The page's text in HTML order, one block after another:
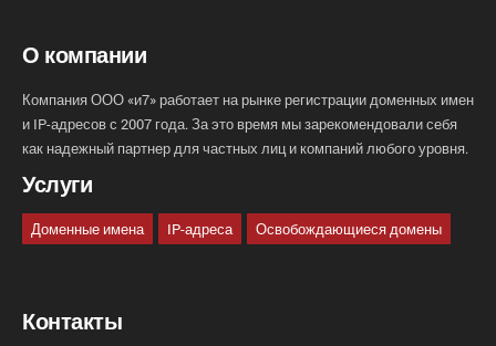
О компании
Компания ООО «и7» работает на рынке регистрации доменных имен
и IP-адресов с 2007 года. За это время мы зарекомендовали себя
как надежный партнер для частных лиц и компаний любого уровня.
Услуги
Доменные имена IP-адреса Освобождающиеся домены
Контакты